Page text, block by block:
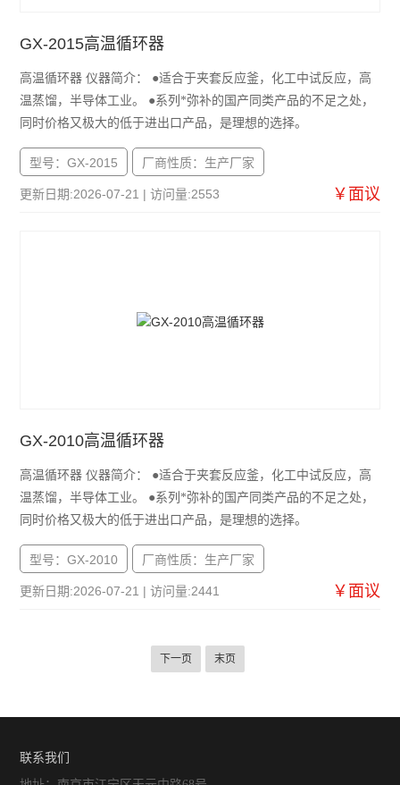
GX-2015高温循环器
高温循环器 仪器简介： ●适合于夹套反应釜，化工中试反应，高
温蒸馏，半导体工业。 ●系列*弥补的国产同类产品的不足之处，
同时价格又极大的低于进出口产品，是理想的选择。
型号：GX-2015 厂商性质：生产厂家
更新日期:2026-07-21 | 访问量:2553 ￥面议
GX-2010高温循环器
高温循环器 仪器简介： ●适合于夹套反应釜，化工中试反应，高
温蒸馏，半导体工业。 ●系列*弥补的国产同类产品的不足之处，
同时价格又极大的低于进出口产品，是理想的选择。
型号：GX-2010 厂商性质：生产厂家
更新日期:2026-07-21 | 访问量:2441 ￥面议
下一页 末页
联系我们